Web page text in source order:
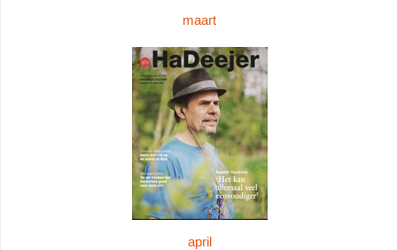
maart
april